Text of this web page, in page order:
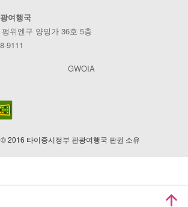
여행국
위엔구 양밍가 36호 5층
9111
GWOIA
2016 타이중시정부 관광여행국 판권 소유